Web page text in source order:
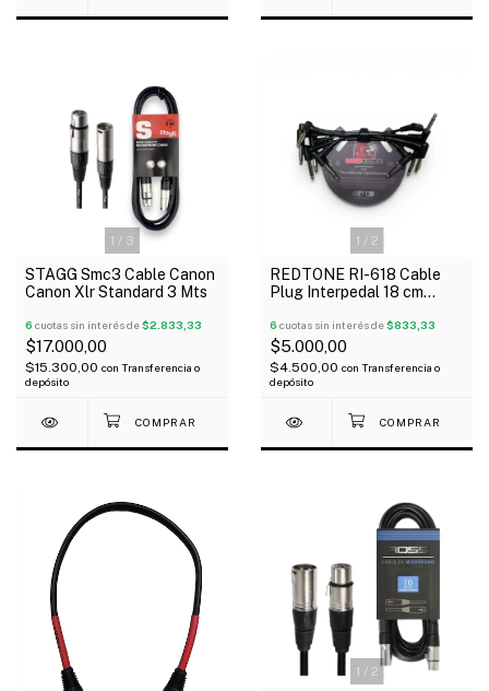
1 / 3
STAGG Smc3 Cable Canon
Canon Xlr Standard 3 Mts
6 cuotas sin interés de$2.833,33
$17.000,00
$15.300,00 con Transferencia o
depósito
1 / 2
REDTONE RI-618 Cable
Plug Interpedal 18 cm
6 cuotas sin interés de$833,33
$5.000,00
$4.500,00 con Transferencia o
depósito
1 / 2